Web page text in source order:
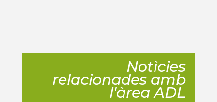
Notìcies
relacionades amb
l'àrea ADL